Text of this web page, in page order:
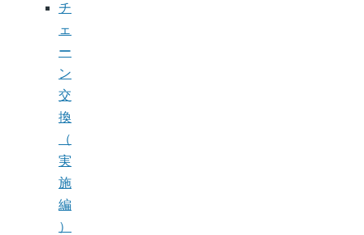
チ
ェ
ー
ン
交
換
（
実
施
編
）